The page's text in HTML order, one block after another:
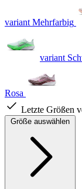
variant Mehrfarbig
variant
Rosa
Letzte Größen
Größe auswählen